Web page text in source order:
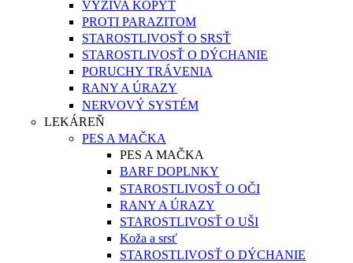
VÝŽIVA KOPÝT
PROTI PARAZITOM
STAROSTLIVOSŤ O SRSŤ
STAROSTLIVOSŤ O DÝCHANIE
PORUCHY TRÁVENIA
RANY A ÚRAZY
NERVOVÝ SYSTÉM
LEKÁREŇ
PES A MAČKA
PES A MAČKA
BARF DOPLNKY
STAROSTLIVOSŤ O OČI
RANY A ÚRAZY
STAROSTLIVOSŤ O UŠI
Koža a srsť
STAROSTLIVOSŤ O DÝCHANIE